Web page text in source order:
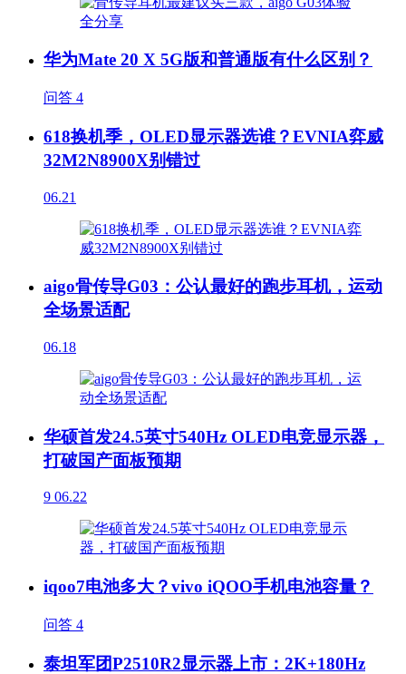
华为Mate 20 X 5G版和普通版有什么区别？
问答 4
618换机季，OLED显示器选谁？EVNIA弈威
32M2N8900X别错过
06.21
aigo骨传导G03：公认最好的跑步耳机，运动
全场景适配
06.18
华硕首发24.5英寸540Hz OLED电竞显示器，
打破国产面板预期
9 06.22
iqoo7电池多大？vivo iQOO手机电池容量？
问答 4
泰坦军团P2510R2显示器上市：2K+180Hz